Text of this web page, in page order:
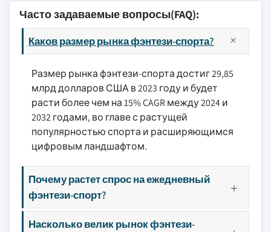
Часто задаваемые вопросы(FAQ):
Каков размер рынка фэнтези-спорта?
Размер рынка фэнтези-спорта достиг 29,85
млрд долларов США в 2023 году и будет
расти более чем на 15% CAGR между 2024 и
2032 годами, во главе с растущей
популярностью спорта и расширяющимся
цифровым ландшафтом.
Почему растет спрос на ежедневный
фэнтези-спорт?
Насколько велик рынок фэнтези-